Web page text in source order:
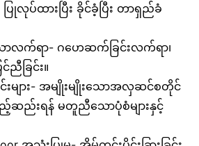
ြုလုပ်ထားပြီး ခိုင်ခံ့ပြီး တာရှည်ခံ
ာလက်ရာ- ဂဟေဆက်ခြင်းလက်ရာ၊
င်ညီခြင်း။
းများ- အမျိုးမျိုးသောအလှဆင်စတိုင်
ဆည်းရန် မတူညီသောပုံစံများနှင့်